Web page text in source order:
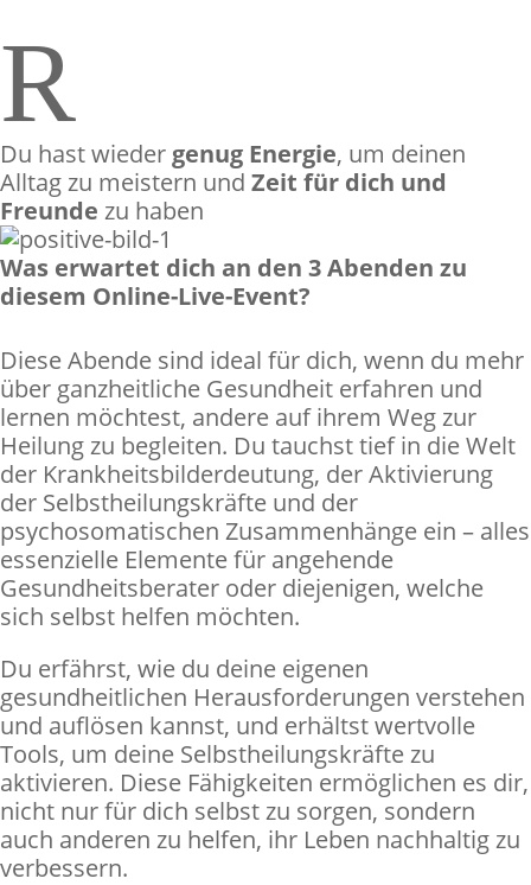
R
Du hast wieder genug Energie, um deinen
Alltag zu meistern und Zeit für dich und
Freunde zu haben
Was erwartet dich an den 3 Abenden zu
diesem Online-Live-Event?
Diese Abende sind ideal für dich, wenn du mehr
über ganzheitliche Gesundheit erfahren und
lernen möchtest, andere auf ihrem Weg zur
Heilung zu begleiten. Du tauchst tief in die Welt
der Krankheitsbilderdeutung, der Aktivierung
der Selbstheilungskräfte und der
psychosomatischen Zusammenhänge ein – alles
essenzielle Elemente für angehende
Gesundheitsberater oder diejenigen, welche
sich selbst helfen möchten.
Du erfährst, wie du deine eigenen
gesundheitlichen Herausforderungen verstehen
und auflösen kannst, und erhältst wertvolle
Tools, um deine Selbstheilungskräfte zu
aktivieren. Diese Fähigkeiten ermöglichen es dir,
nicht nur für dich selbst zu sorgen, sondern
auch anderen zu helfen, ihr Leben nachhaltig zu
verbessern.